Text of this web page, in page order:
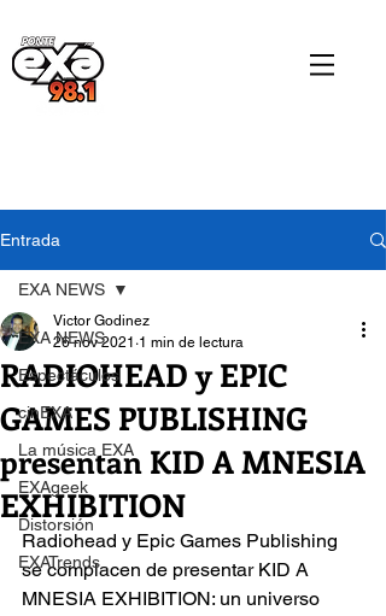
Entrada
EXA NEWS
Espectáculos
cinEXA
La música EXA
EXAgeek
Distorsión
EXATrends
EXA NEWS
RADIOHEAD y EPIC
GAMES PUBLISHING
presentan KID A MNESIA
EXHIBITION
Victor Godinez
26 nov 2021 1 min de lectura
Radiohead y Epic Games Publishing
se complacen de presentar KID A
MNESIA EXHIBITION: un universo